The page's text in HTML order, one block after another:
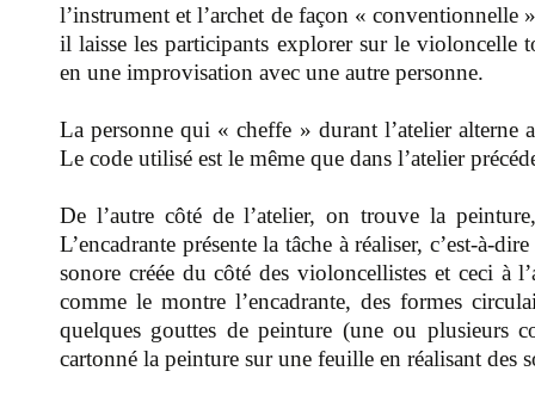
l’instrument et l’archet de façon «
il laisse les participants explorer sur le violoncelle
en une improvisation avec une autre personne.
La personne qui « cheffe » durant l’atelier alterne
Le code utilisé est le même que dans l’atelier
De l’autre côté de l’atelier, on trouve la
L’encadrante présente la tâche à réaliser, c’est-à-
sonore créée du côté des violoncellistes et ceci à
comme le montre l’encadrante, des formes
quelques gouttes de peinture (une ou plusieurs
cartonné la peinture sur une feuille en réalisant des